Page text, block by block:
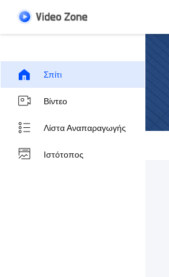
Σπίτι
Βίντεο
Λίστα Αναπαραγωγής
Ιστότοπος